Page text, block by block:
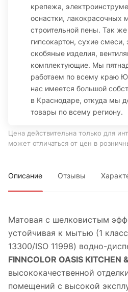
крепежа,
оснастки, лакокрасочных
строительной пены. Так
гипсокартон, сухие смеси,
скобяные изделия,
комплектующие. Мы
работаем по всему краю
нас имеется большой
в Краснодаре, откуда мы
товары по всему региону.
Цена действительна только для
может отличаться от цен в
Описание Отзывы
Матовая с шелковистым
устойчивая к мытью (1
13300/ISO 11998) водно-
FINNCOLOR OASIS KITCHEN
высококачественной
помещений c высокой